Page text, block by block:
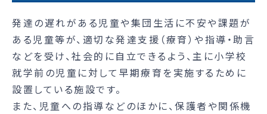
発達の遅れがある児童や集団生活に不安や課題が
ある児童等が、適切な発達支援（療育）や指導・助言
などを受け、社会的に自立できるよう、主に小学校
就学前の児童に対して早期療育を実施するために
設置している施設です。
また、児童への指導などのほかに、保護者や関係機